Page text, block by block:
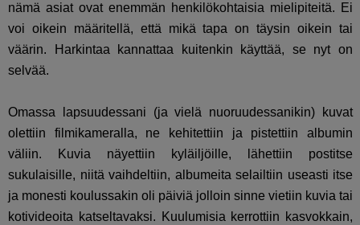
nämä asiat ovat enemmän henkilökohtaisia mielipiteitä. Ei
voi oikein määritellä, että mikä tapa on täysin oikein tai
väärin. Harkintaa kannattaa kuitenkin käyttää, se nyt on
selvää.
Omassa lapsuudessani (ja vielä nuoruudessanikin) kuvat
olettiin filmikameralla, ne kehitettiin ja pistettiin albumin
väliin. Kuvia näyettiin kyläiljöille, lähettiin postitse
sukulaisille, niitä vaihdeltiin, albumeita selailtiin useasti itse
ja monesti koulussakin oli päiviä jolloin sinne vietiin kuvia tai
kotivideoita katseltavaksi. Kuulumisia kerrottiin kasvokkain,